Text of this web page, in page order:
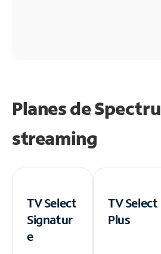
Planes de
streaming
TV Select
Signatur
e
TV Select
Plus